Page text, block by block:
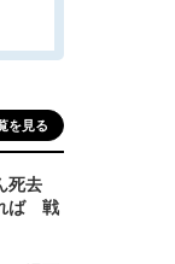
を見る
死去
ば 戦